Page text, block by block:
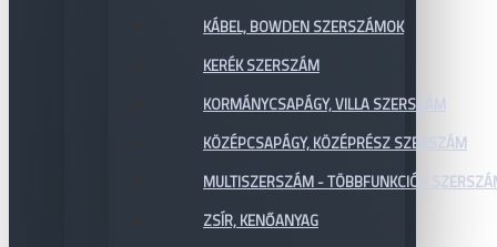
KÁBEL, BOWDEN SZERSZÁMOK
KERÉK SZERSZÁM
KORMÁNYCSAPÁGY, VILLA SZERSZÁM
KÖZÉPCSAPÁGY, KÖZÉPRÉSZ SZERSZÁM
MULTISZERSZÁM - TÖBBFUNKCIÓS
ZSÍR, KENŐANYAG